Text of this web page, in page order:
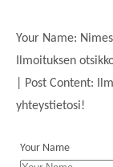
Your Name:
Ilmoituksen
| Post Content:
yhteystietosi!
Your Name